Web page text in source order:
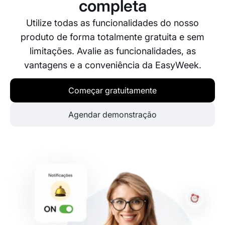
completa
Utilize todas as funcionalidades do nosso
produto de forma totalmente gratuita e sem
limitações. Avalie as funcionalidades, as
vantagens e a conveniência da EasyWeek.
Começar gratuitamente
Agendar demonstração